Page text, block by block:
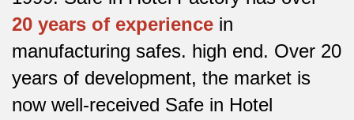
20 years of experience in
manufacturing safes. high end. Over 20
years of development, the market is
now well-received Safe in Hotel